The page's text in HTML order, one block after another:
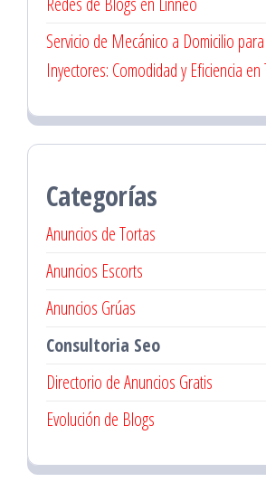
Servicio de Mecánico a Domicilio
Inyectores: Comodidad y Eficiencia
Categorías
Anuncios de Tortas
Anuncios Escorts
Anuncios Grúas
Consultoria Seo
Directorio de Anuncios Gratis
Evolución de Blogs